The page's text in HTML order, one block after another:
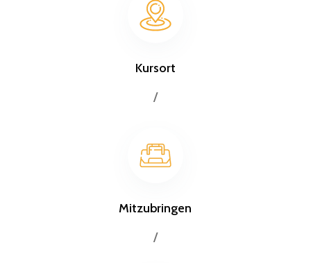
Kursort
/
Mitzubringen
/